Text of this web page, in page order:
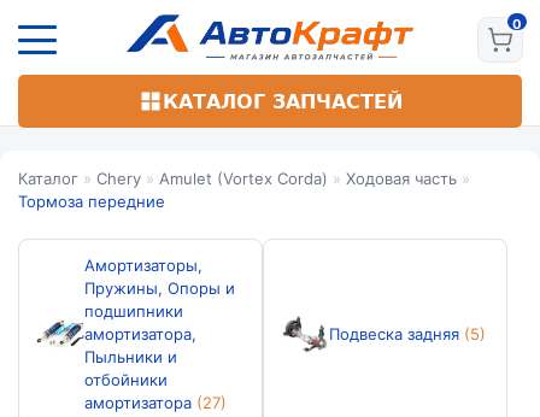
основному
КАТАЛОГ ЗАПЧАСТЕЙ
Каталог » Chery » Amulet (Vortex Corda) » Ходовая часть »
Тормоза передние
Амортизаторы,
Пружины, Опоры и
подшипники
амортизатора,
Пыльники и
отбойники
амортизатора (27)
Подвеска задняя (5)